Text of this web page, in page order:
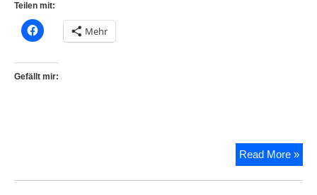
Teilen mit:
Mehr
Gefällt mir:
Read More »